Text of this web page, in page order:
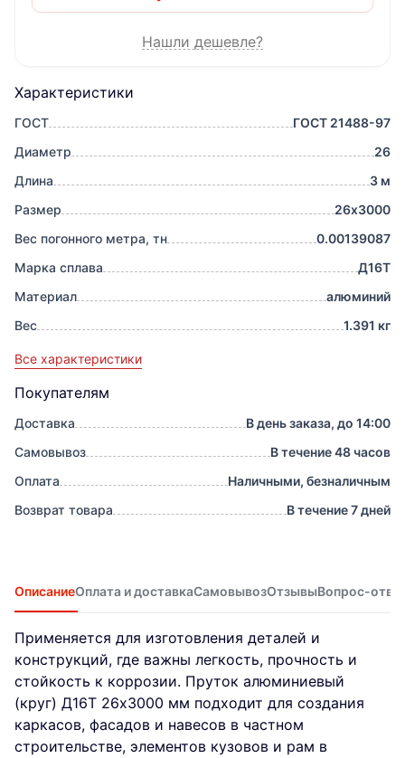
Характеристики
ГОСТ
ГОСТ 21488-97
Диаметр
26
Длина
3 м
Размер
26х3000
Вес погонного метра, тн
0.00139087
Марка сплава
Д16Т
Материал
алюминий
Вес
1.391 кг
Все характеристики
Покупателям
Доставка
В день заказа, до 14:00
Самовывоз
В течение 48 часов
Оплата
Наличными, безналичным
Возврат товара
В течение 7 дней
Нашли дешевле?
ОписаниеОплата и доставкаСамовывозОтзывыВопрос-
Применяется для изготовления деталей и
конструкций, где важны легкость, прочность и
стойкость к коррозии. Пруток алюминиевый
(круг) Д16Т 26х3000 мм подходит для создания
каркасов, фасадов и навесов в частном
строительстве, элементов кузовов и рам в